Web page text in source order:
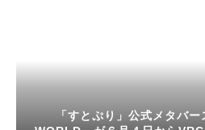
「すとぷり」公式メタバ